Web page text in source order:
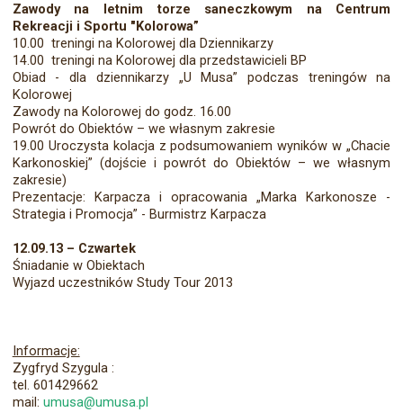
Zawody na letnim torze saneczkowym na Centrum
Rekreacji i Sportu "Kolorowa”
10.00 treningi na Kolorowej dla Dziennikarzy
14.00 treningi na Kolorowej dla przedstawicieli BP
Obiad - dla dziennikarzy „U Musa” podczas treningów na
Kolorowej
Zawody na Kolorowej do godz. 16.00
Powrót do Obiektów – we własnym zakresie
19.00 Uroczysta kolacja z podsumowaniem wyników w „Chacie
Karkonoskiej” (dojście i powrót do Obiektów – we własnym
zakresie)
Prezentacje: Karpacza i opracowania „Marka Karkonosze -
Strategia i Promocja” - Burmistrz Karpacza
12.09.13 – Czwartek
Śniadanie w Obiektach
Wyjazd uczestników Study Tour 2013
Informacje:
Zygfryd Szygula :
tel. 601429662
mail: umusa@umusa.pl